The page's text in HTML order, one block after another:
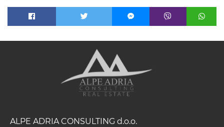
ALPE ADRIA CONSULTING d.o.o.